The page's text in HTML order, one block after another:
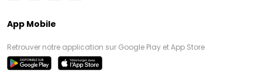
App Mobile
Retrouver notre application sur Google Play et App Store